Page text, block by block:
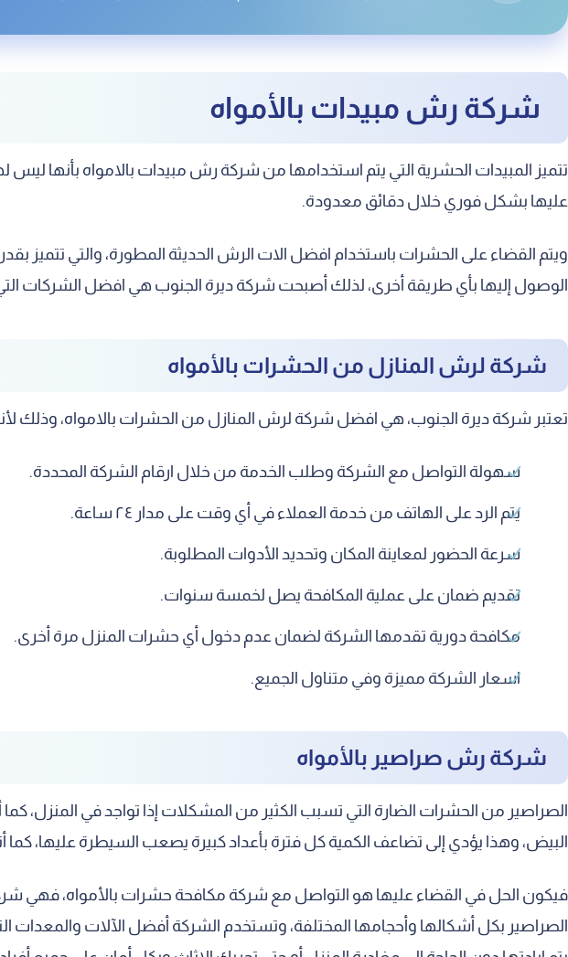
شركة رش مبيدات بالأمواه
تتميز المبيدات الحشرية التي يتم استخدامها من شركة رش مبيدات بالامواه بأنها
عليها بشكل فوري خلال دقائق معدودة.
ويتم القضاء على الحشرات باستخدام افضل الات الرش الحديثة المطورة، والتي تتميز
الوصول إليها بأي طريقة أخرى، لذلك أصبحت شركة ديرة الجنوب هي افضل الشركات
شركة لرش المنازل من الحشرات بالأمواه
تعتبر شركة ديرة الجنوب، هي افضل شركة لرش المنازل من الحشرات بالامواه، وذلك
سهولة التواصل مع الشركة وطلب الخدمة من خلال ارقام الشركة المحددة.
يتم الرد على الهاتف من خدمة العملاء في أي وقت على مدار ٢٤ ساعة.
سرعة الحضور لمعاينة المكان وتحديد الأدوات المطلوبة.
تقديم ضمان على عملية المكافحة يصل لخمسة سنوات.
مكافحة دورية تقدمها الشركة لضمان عدم دخول أي حشرات المنزل مرة أخرى.
اسعار الشركة مميزة وفي متناول الجميع.
شركة رش صراصير بالأمواه
الصراصير من الحشرات الضارة التي تسبب الكثير من المشكلات إذا تواجد في المنزل،
البيض، وهذا يؤدي إلى تضاعف الكمية كل فترة بأعداد كبيرة يصعب السيطرة عليها،
فيكون الحل في القضاء عليها هو التواصل مع شركة مكافحة حشرات بالأمواه، فهي
الصراصير بكل أشكالها وأحجامها المختلفة، وتستخدم الشركة أفضل الآلات والمعدات